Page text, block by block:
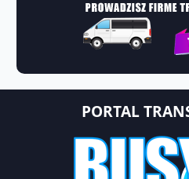
PORTAL